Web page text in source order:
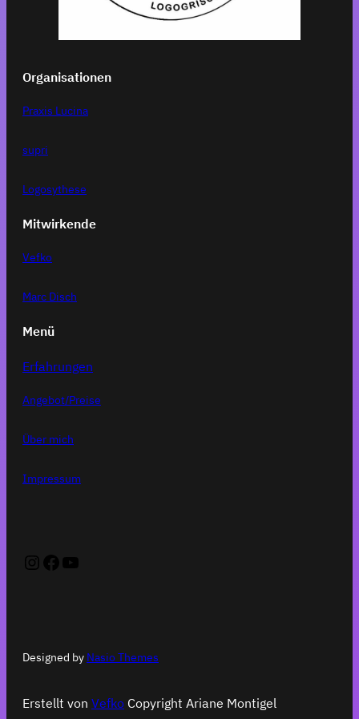
Organisationen
Praxis Lucina
supri
Logosythese
Mitwirkende
Vefko
Marc Disch
Menü
Erfahrungen
Angebot/Preise
Über mich
Impressum
Instagram
Facebook
YouTube
Designed by Nasio Themes
Erstellt von Vefko Copyright Ariane Montigel